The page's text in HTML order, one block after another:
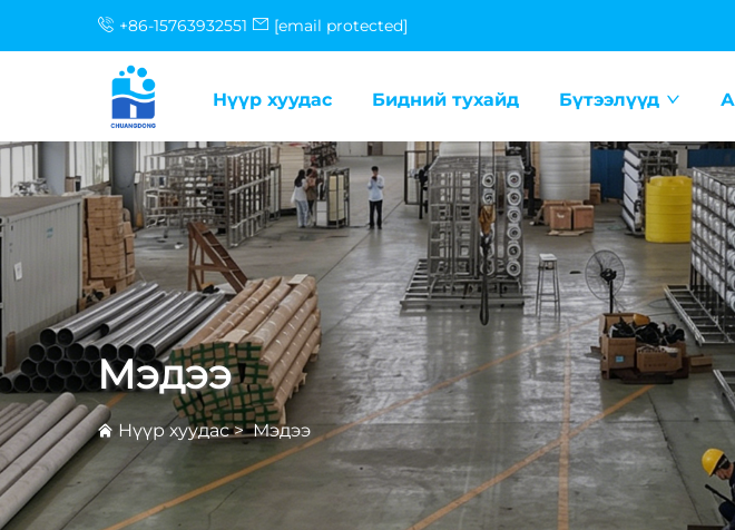
+86-15763932551 [email protected]
Нүүр хуудас Бидний тухайд Бүтээлүүд
Мэдээ
Нүүр хуудас>Мэдээ